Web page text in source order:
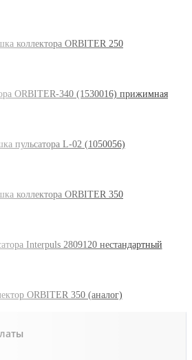
коллектора ORBITER 250
ORBITER-340 (1530016) прижимная
пульсатора L-02 (1050056)
коллектора ORBITER 350
Interpuls 2809120 нестандартный
ORBITER 350 (аналог)